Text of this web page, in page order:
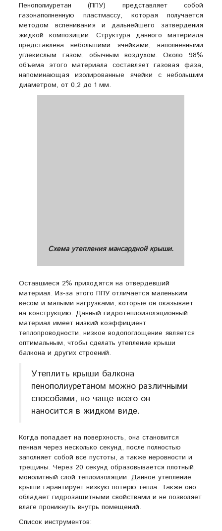
Пенополиуретан (ППУ) представляет собой
газонаполненную пластмассу, которая получается
методом вспенивания и дальнейшего затвердения
жидкой композиции. Структура данного материала
представлена небольшими ячейками, наполненными
углекислым газом, обычным воздухом. Около 98%
объема этого материала составляет газовая фаза,
напоминающая изолированные ячейки с небольшим
диаметром, от 0,2 до 1 мм.
Схема утепления мансардной крыши.
Оставшиеся 2% приходятся на отвердевший
материал. Из-за этого ППУ отличается маленьким
весом и малыми нагрузками, которые он оказывает
на конструкцию. Данный гидротеплоизоляционный
материал имеет низкий коэффициент
теплопроводности, низкое водопоглощение является
оптимальным, чтобы сделать утепление крыши
балкона и других строений.
Утеплить крыши балкона
пенополиуретаном можно различными
способами, но чаще всего он
наносится в жидком виде.
Когда попадает на поверхность, она становится
пенная через несколько секунд, после полностью
заполняет собой все пустоты, а также неровности и
трещины. Через 20 секунд образовывается плотный,
монолитный слой теплоизоляции. Данное утепление
крыши гарантирует низкую потерю тепла. Также оно
обладает гидрозащитными свойствами и не позволяет
влаге проникнуть внутрь помещений.
Список инструментов: